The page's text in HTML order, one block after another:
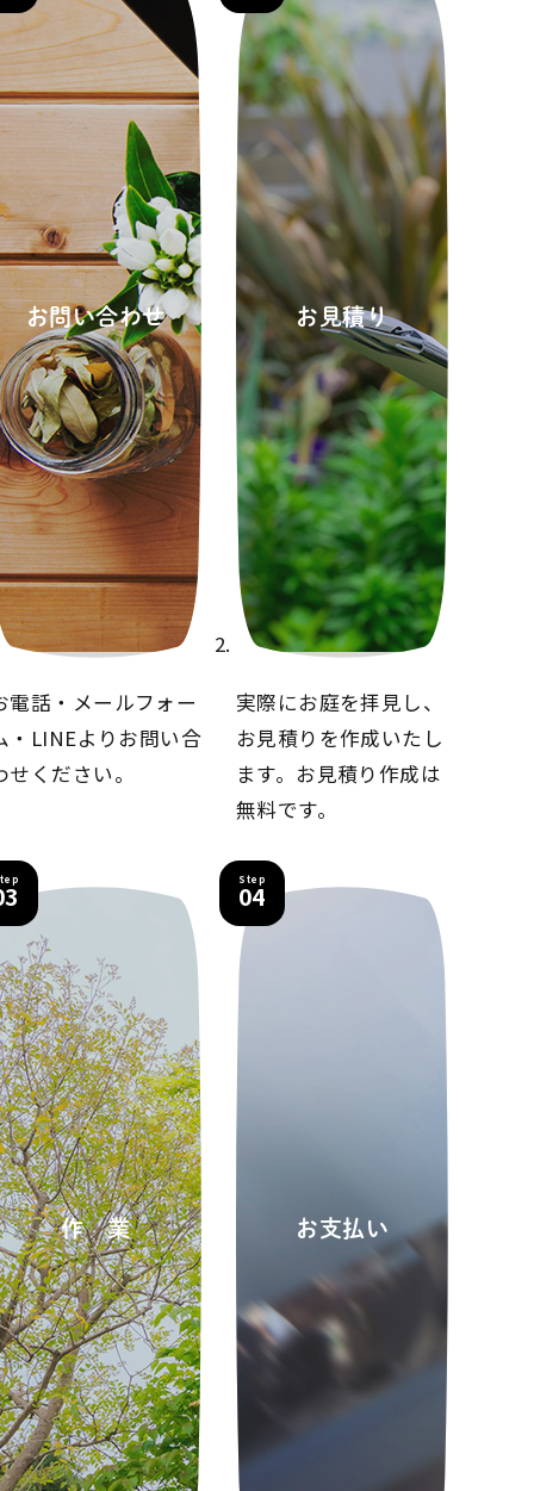
お問い合わせ
電話・メールフォー
・LINEよりお問い合
せください。
お見積り
実際にお庭を拝見し、
お見積りを作成いたし
ます。 お見積り作成は
無料です。
作業
Step
04
お支払い